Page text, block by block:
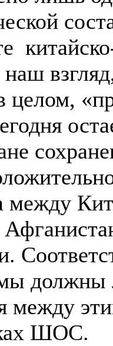
целом,
между
должны
между
ШОС.